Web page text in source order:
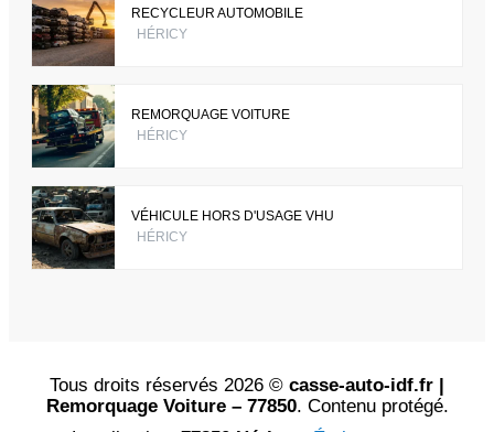
RECYCLEUR AUTOMOBILE
HÉRICY
REMORQUAGE VOITURE
HÉRICY
VÉHICULE HORS D'USAGE VHU
HÉRICY
Tous droits réservés 2026 © casse-auto-idf.fr |
Remorquage Voiture – 77850. Contenu protégé.